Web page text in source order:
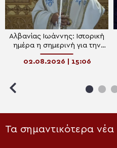
Αλβανίας Ιωάννης: Ιστορική
ημέρα η σημερινή για την
Εκκλησία της Αλβανίας
02.08.2026 | 15:06
Τα σημαντικότερα νέα